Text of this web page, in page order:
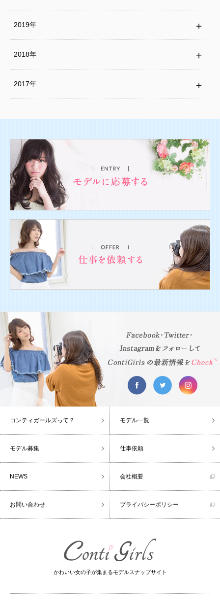
2019年
2018年
2017年
かわいい女の子が集まるモデルスナップサイト
コンティガールズって？ モデル一覧
モデル募集 仕事依頼
NEWS 会社概要
お問い合わせ プライバシーポリシー